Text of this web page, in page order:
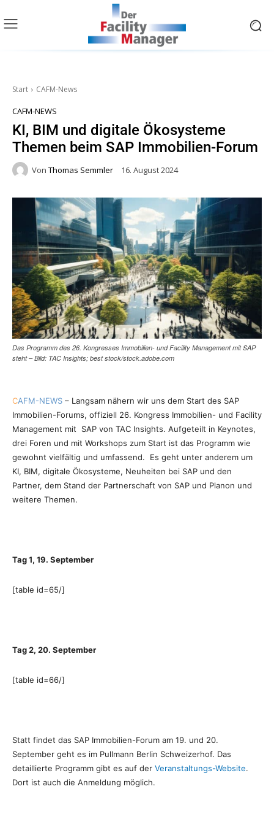
Start CAFM-News
CAFM-NEWS
KI, BIM und digitale Ökosysteme
Themen beim SAP Immobilien-Forum
Von Thomas Semmler 16. August 2024
Das Programm des 26. Kongresses Immobilien- und Facility Management mit SAP
steht – Bild: TAC Insights; best stock/stock.adobe.com
CAFM-NEWS – Langsam nähern wir uns dem Start des SAP
Immobilien-Forums, offiziell 26. Kongress Immobilien- und Facility
Management mit SAP von TAC Insights. Aufgeteilt in Keynotes,
drei Foren und mit Workshops zum Start ist das Programm wie
gewohnt vielfältig und umfassend. Es geht unter anderem um
KI, BIM, digitale Ökosysteme, Neuheiten bei SAP und den
Partner, dem Stand der Partnerschaft von SAP und Planon und
weitere Themen.
Tag 1, 19. September
[table id=65/]
Tag 2, 20. September
[table id=66/]
Statt findet das SAP Immobilien-Forum am 19. und 20.
September geht es im Pullmann Berlin Schweizerhof. Das
detaillierte Programm gibt es auf der Veranstaltungs-Website.
Dort ist auch die Anmeldung möglich.